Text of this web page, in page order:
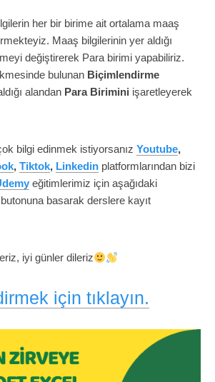
her bir birime ait ortalama maaş
Maaş bilgilerinin yer aldığı
değiştirerek Para birimi yapabiliriz.
bulunan Biçimlendirme
alandan Para Birimini işaretleyerek
bilgi edinmek istiyorsanız Youtube,
, Tiktok, Linkedin platformlarından bizi
eğitimlerimiz için aşağıdaki
butonuna basarak derslere kayıt
iyi günler dileriz
için tıklayın.